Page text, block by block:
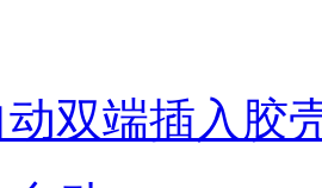
动双端插入胶